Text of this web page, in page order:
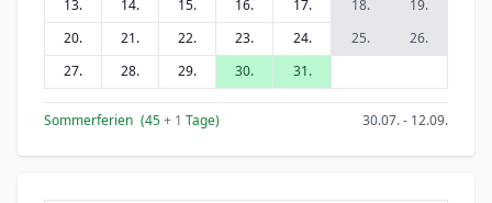
13.
14. 15. 16. 17. 18.
19.
20.
21. 22. 23. 24. 25.
26.
27.
28. 29. 30. 31.
Sommerferien (45+ 1 Tage) 30.07. - 12.09.